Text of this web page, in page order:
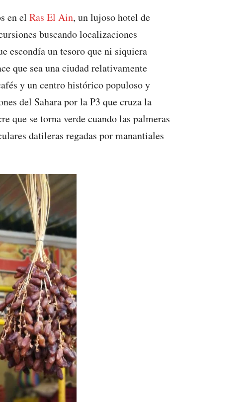
en el Ras El Ain, un lujoso hotel de
buscando localizaciones
escondía un tesoro que ni siquiera
que sea una ciudad relativamente
y un centro histórico populoso y
del Sahara por la P3 que cruza la
que se torna verde cuando las palmeras
datileras regadas por manantiales